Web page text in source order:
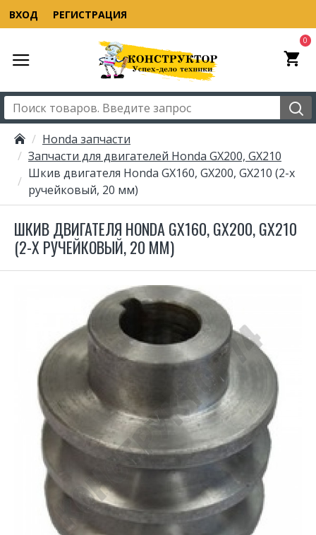
ВХОД РЕГИСТРАЦИЯ
0
Honda запчасти
Запчасти для двигателей Honda GX200, GX210
Шкив двигателя Honda GX160, GX200, GX210 (2-х
ручейковый, 20 мм)
ШКИВ ДВИГАТЕЛЯ HONDA GX160, GX200, GX210
(2-Х РУЧЕЙКОВЫЙ, 20 ММ)